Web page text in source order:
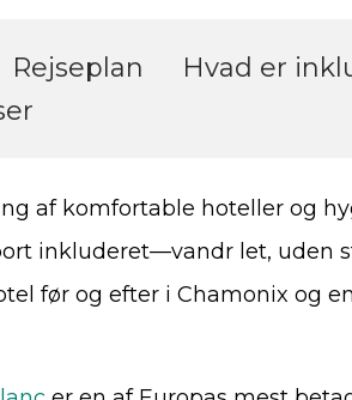
Rejseplan Hvad er
af komfortable hoteller og
inkluderet—vandr let, uden
før og efter i Chamonix og